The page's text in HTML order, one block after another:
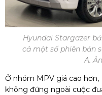
Hyundai Stargazer
cả một số phiên bản
A.
Ở nhóm MPV giá cao hơn,
không đứng ngoài cuộc